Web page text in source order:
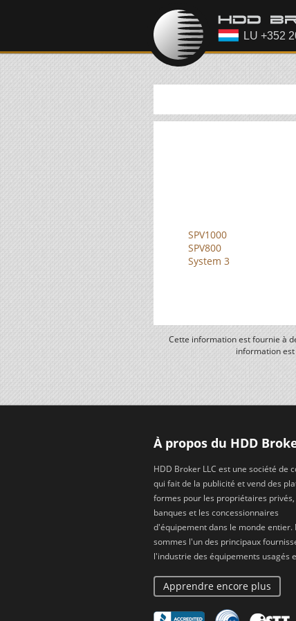
SPV1000
SPV800
System 3
Cette information est fournie à
information
À propos du HDD
HDD Broker LLC est une société de
qui fait de la publicité et vend des
formes pour les propriétaires privés,
banques et les concessionnaires
d'équipement dans le monde entier.
sommes l'un des principaux
l'industrie des équipements usagés
Apprendre encore plus